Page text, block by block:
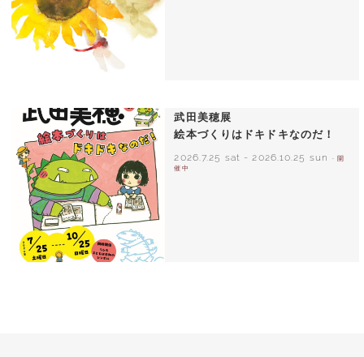
武田美穂展
絵本づくりはドキドキなのだ！
2026.7.25 sat -2026.10.25 sun
- 開
催中